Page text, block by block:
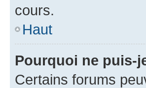
cours.
Haut
Pourquoi ne puis-
Certains forums